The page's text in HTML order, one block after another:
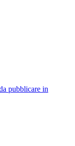
pubblicare in